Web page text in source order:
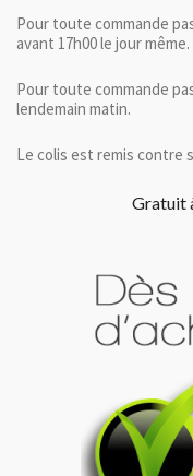
Pour toute commande
avant 17h00 le jour même.
Pour toute commande
lendemain matin.
Le colis est remis contre
Gratuit